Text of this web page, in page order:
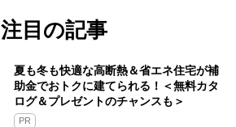
注目の記事
夏も冬も快適な高断熱＆省エネ住宅が補
助金でおトクに建てられる！＜無料カタ
ログ＆プレゼントのチャンスも＞
PR